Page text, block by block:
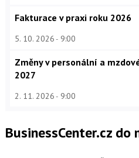
Fakturace v praxi roku 2026
5. 10. 2026 9:00
Změny v personální a
2027
2. 11. 2026 9:00
BusinessCenter.cz do